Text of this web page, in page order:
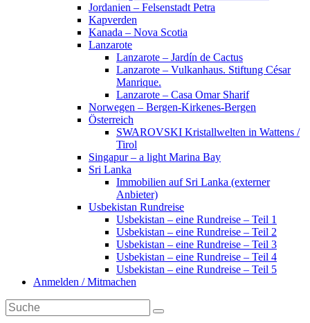
Jordanien – Felsenstadt Petra
Kapverden
Kanada – Nova Scotia
Lanzarote
Lanzarote – Jardín de Cactus
Lanzarote – Vulkanhaus. Stiftung César
Manrique.
Lanzarote – Casa Omar Sharif
Norwegen – Bergen-Kirkenes-Bergen
Österreich
SWAROVSKI Kristallwelten in Wattens /
Tirol
Singapur – a light Marina Bay
Sri Lanka
Immobilien auf Sri Lanka (externer
Anbieter)
Usbekistan Rundreise
Usbekistan – eine Rundreise – Teil 1
Usbekistan – eine Rundreise – Teil 2
Usbekistan – eine Rundreise – Teil 3
Usbekistan – eine Rundreise – Teil 4
Usbekistan – eine Rundreise – Teil 5
Anmelden / Mitmachen